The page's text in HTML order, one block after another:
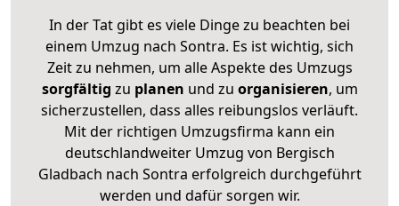
In der Tat gibt es viele Dinge zu beachten bei
einem Umzug nach Sontra. Es ist wichtig, sich
Zeit zu nehmen, um alle Aspekte des Umzugs
sorgfältig zu planen und zu organisieren, um
sicherzustellen, dass alles reibungslos verläuft.
Mit der richtigen Umzugsfirma kann ein
deutschlandweiter Umzug von Bergisch
Gladbach nach Sontra erfolgreich durchgeführt
werden und dafür sorgen wir.